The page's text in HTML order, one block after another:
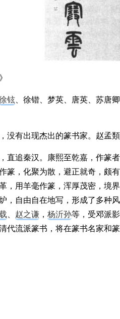
铉 、徐锴、梦英、唐英、苏唐
没有出现杰出的篆书家。赵孟
直追秦汉。康熙至乾嘉，作篆
篆，化聚为散，避正就奇，颇
，用羊毫作篆，浑厚茂密，境
，自由自在地写，形成了多种
赵之谦 ， 杨沂孙等，受邓派
代流派篆书，将在篆书名家和